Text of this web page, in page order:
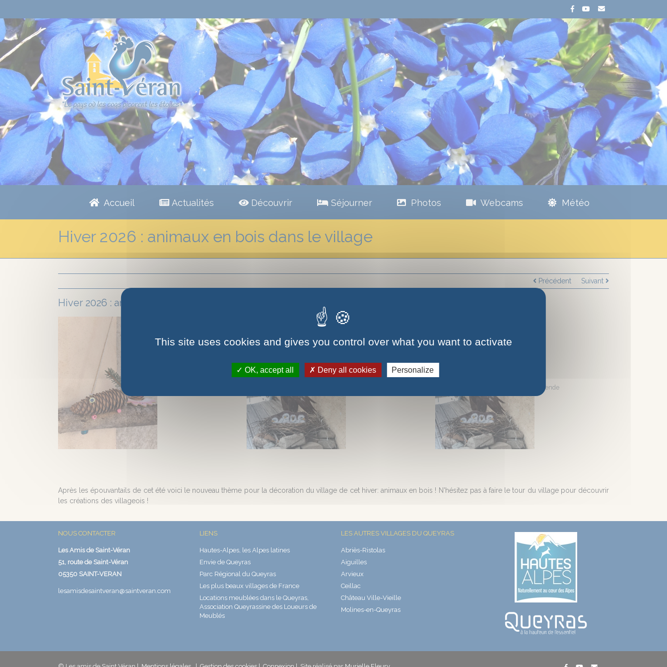
Accueil Actualités Découvrir Séjourner Photos Webcams Météo
Hiver 2026 : animaux en bois dans le village
Précédent Suivant
Hiver 2026 : animaux en bois dans le village
Légende
Après les épouvantails de cet été voici le nouveau thème pour la décoration du village de cet hiver: animaux en bois ! N'hésitez pas à faire le tour du village pour découvrir
les créations des villageois !
NOUS CONTACTER
Les Amis de Saint-Véran
51, route de Saint-Véran
05350 SAINT-VERAN
lesamisdesaintveran@saintveran.com
LIENS
Hautes-Alpes, les Alpes latines
Envie de Queyras
Parc Régional du Queyras
Les plus beaux villages de France
Locations meublées dans le Queyras,
Association Queyrassine des Loueurs de
Meublés
LES AUTRES VILLAGES DU QUEYRAS
Abriès-Ristolas
Aiguilles
Arvieux
Ceillac
Château Ville-Vieille
Molines-en-Queyras
This site uses cookies and gives you control over what you want to activate
OK, accept all Deny all cookies Personalize